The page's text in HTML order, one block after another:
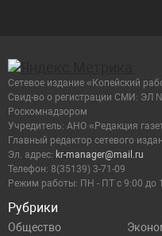
Рубрики
Общество
Сетевое издание «Копейский
Cвид-во о регистрации СМИ: ЭЛ
Роскомнадзором
Учредитель: АНО «Редакция
Главный редактор сетевого
Эл. адрес: kr-manager@mail.ru
Телефон: 8(35139) 3-71-09
Режим работы: ПН - ПТ с 9:00 до